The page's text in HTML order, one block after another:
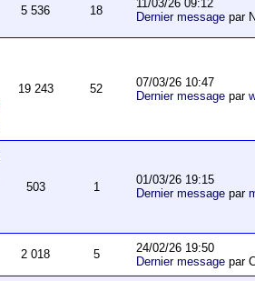
5 536 18
11/03/26 09:12
Dernier messagepar
19 243 52
07/03/26 10:47
Dernier messagepar
503 1
01/03/26 19:15
Dernier messagepar
2 018 5
24/02/26 19:50
Dernier messagepar